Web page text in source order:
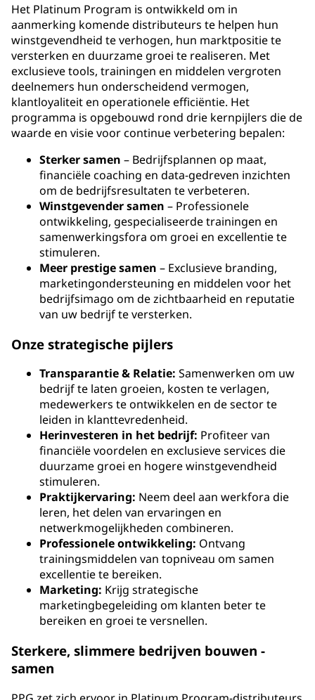
Het Platinum Program is ontwikkeld om in
aanmerking komende distributeurs te helpen hun
winstgevendheid te verhogen, hun marktpositie te
versterken en duurzame groei te realiseren. Met
exclusieve tools, trainingen en middelen vergroten
deelnemers hun onderscheidend vermogen,
klantloyaliteit en operationele efficiëntie. Het
programma is opgebouwd rond drie kernpijlers die de
waarde en visie voor continue verbetering bepalen:
Sterker samen – Bedrijfsplannen op maat,
financiële coaching en data-gedreven inzichten
om de bedrijfsresultaten te verbeteren.
Winstgevender samen – Professionele
ontwikkeling, gespecialiseerde trainingen en
samenwerkingsfora om groei en excellentie te
stimuleren.
Meer prestige samen – Exclusieve branding,
marketingondersteuning en middelen voor het
bedrijfsimago om de zichtbaarheid en reputatie
van uw bedrijf te versterken.
Onze strategische pijlers
Transparantie & Relatie: Samenwerken om uw
bedrijf te laten groeien, kosten te verlagen,
medewerkers te ontwikkelen en de sector te
leiden in klanttevredenheid.
Herinvesteren in het bedrijf: Profiteer van
financiële voordelen en exclusieve services die
duurzame groei en hogere winstgevendheid
stimuleren.
Praktijkervaring: Neem deel aan werkfora die
leren, het delen van ervaringen en
netwerkmogelijkheden combineren.
Professionele ontwikkeling: Ontvang
trainingsmiddelen van topniveau om samen
excellentie te bereiken.
Marketing: Krijg strategische
marketingbegeleiding om klanten beter te
bereiken en groei te versnellen.
Sterkere, slimmere bedrijven bouwen -
samen